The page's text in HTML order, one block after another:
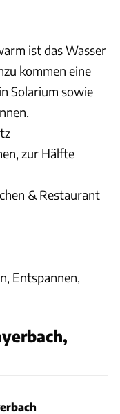
ist das Wasser
kommen eine
Solarium sowie
zur Hälfte
& Restaurant
Entspannen,